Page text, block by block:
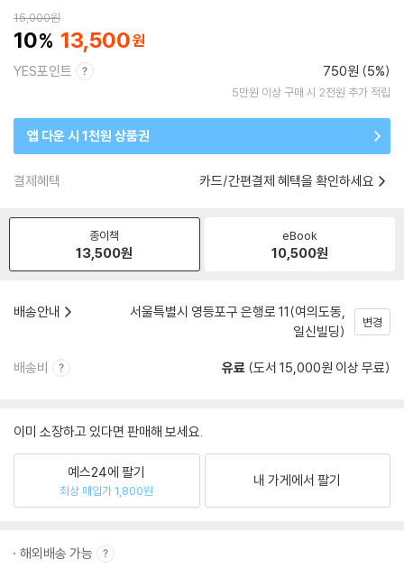
15,000원
10 13,500
YES포인트 750원 (5%)
5만원 이상 구매 시 2천원 추가 적립
앱 다운 시 1천원 상품권
결제혜택 카드/간편결제 혜택을 확인하세요
종이책
13,500원
eBook
10,500원
배송안내
서울특별시 영등포구 은행로 11(여의도동,
일신빌딩)
변경
배송비 유료 (도서 15,000원 이상 무료)
이미 소장하고 있다면 판매해 보세요.
예스24에 팔기
최상 매입가 1,800원
내 가게에서 팔기
해외배송 가능